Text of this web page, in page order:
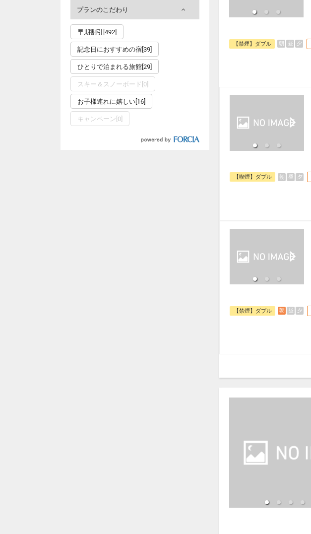
プランのこだわり
早期割引[492]
記念日におすすめの宿[39]
ひとりで泊まれる旅館[29]
スキー＆スノーボード[0]
お子様連れに嬉しい[16]
キャンペーン[0]
【禁煙】ダブル 朝 昼 夕
【喫煙】ダブル 朝 昼 夕
【禁煙】ダブル 朝 昼 夕